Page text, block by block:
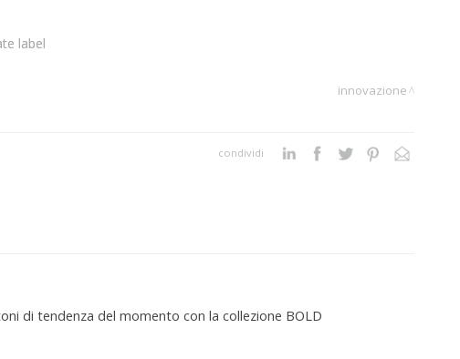
label
innovazione
condividi
di tendenza del momento con la collezione BOLD